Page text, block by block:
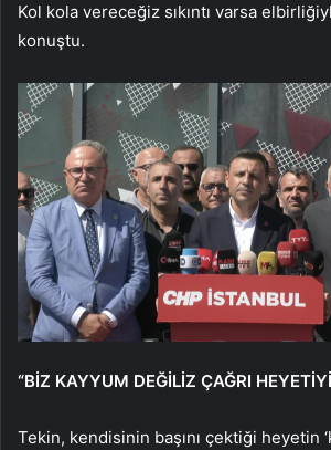
Kol kola vereceğiz sıkıntı varsa
konuştu.
“BİZ KAYYUM DEĞİLİZ ÇAĞRI
Tekin, kendisinin başını çektiği heyetin